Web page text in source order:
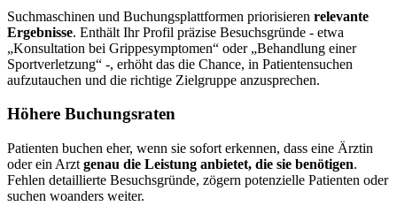
Suchmaschinen und Buchungsplattformen priorisieren relevante
Ergebnisse. Enthält Ihr Profil präzise Besuchsgründe - etwa
„Konsultation bei Grippesymptomen“ oder „Behandlung einer
Sportverletzung“ -, erhöht das die Chance, in Patientensuchen
aufzutauchen und die richtige Zielgruppe anzusprechen.
Höhere Buchungsraten
Patienten buchen eher, wenn sie sofort erkennen, dass eine Ärztin
oder ein Arzt genau die Leistung anbietet, die sie benötigen.
Fehlen detaillierte Besuchsgründe, zögern potenzielle Patienten oder
suchen woanders weiter.